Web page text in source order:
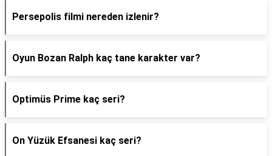
Persepolis filmi nereden izlenir?
Oyun Bozan Ralph kaç tane karakter var?
Optimüs Prime kaç seri?
On Yüzük Efsanesi kaç seri?